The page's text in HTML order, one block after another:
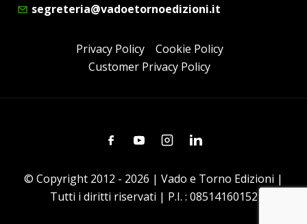
segreteria@vadoetornoedizioni.it
Privacy Policy
Cookie Policy
Customer Privacy Policy
FacebookYoutubeInstagramLinkedin
© Copyright 2012 - 2026 | Vado e Torno Edizioni |
Tutti i diritti riservati | P.I. : 08514160152